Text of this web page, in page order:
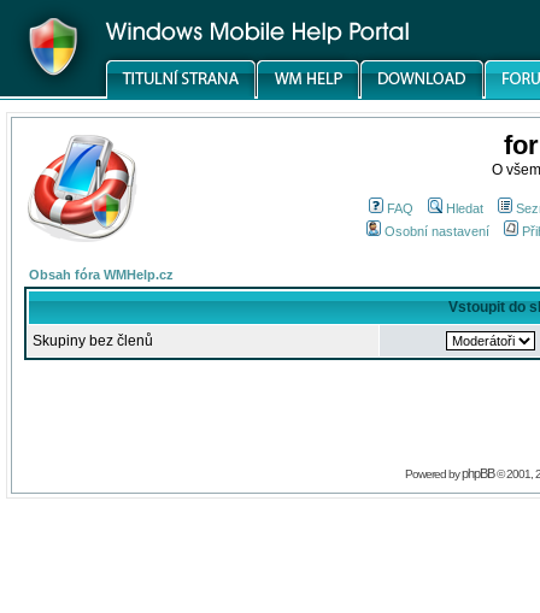
O
FAQ Hledat
Osobní nastavení
Obsah fóra WMHelp.cz
Vstoupit do
Skupiny bez členů
Powered byphpBB© 2001,